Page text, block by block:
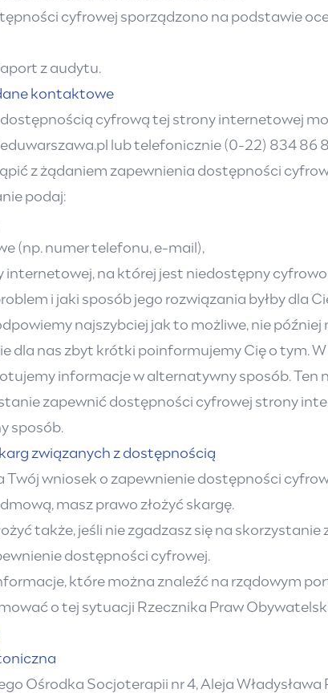
cyfrowej sporządzono na podstawie
z audytu.
kontaktowe
cyfrową tej strony internetowej
lub telefonicznie (0-22) 834 86
z żądaniem zapewnienia dostępności
podaj:
(np. numer telefonu, e-mail),
internetowej, na której jest niedostępny
i jaki sposób jego rozwiązania byłby dla
najszybciej jak to możliwe, nie
dla nas zbyt krótki poinformujemy Cię o tym.
informacje w alternatywny sposób. Ten
zapewnić dostępności cyfrowej strony
sposób.
związanych z dostępnością
Twój wniosek o zapewnienie dostępności
masz prawo złożyć skargę.
także, jeśli nie zgadzasz się na
dostępności cyfrowej.
które można znaleźć na rządowym
o tej sytuacji Rzecznika Praw
Ośrodka Socjoterapii nr 4, Aleja